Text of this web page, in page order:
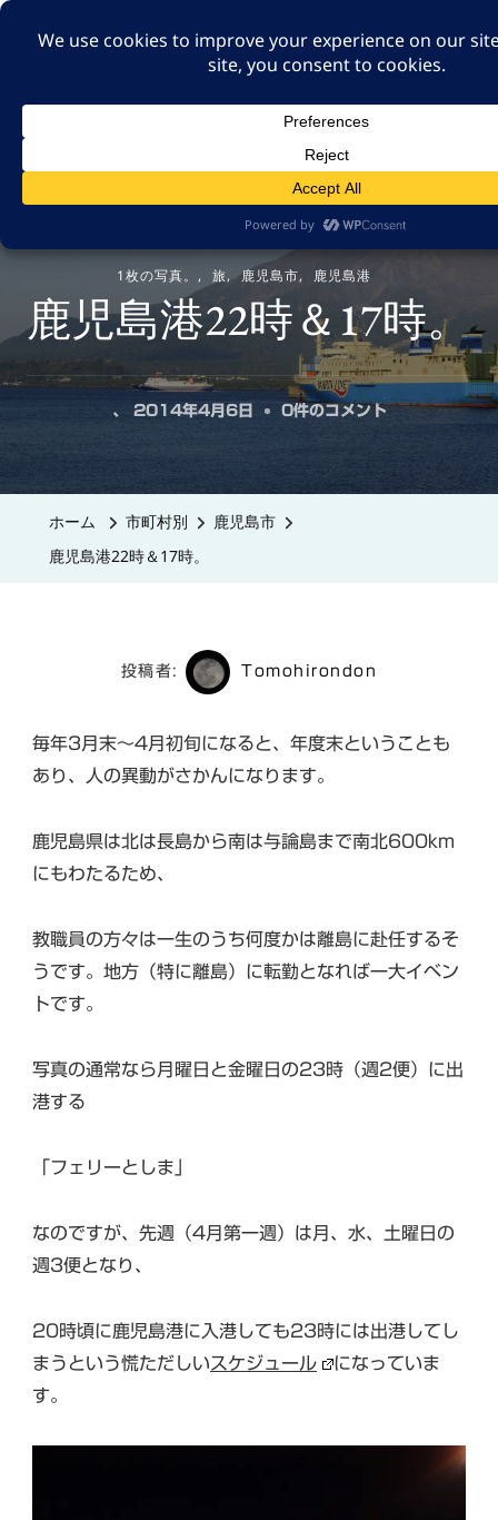
A GUT FEELING 7TH
身近な旅の記録や記憶、たまには思ったことも残そ
1枚の写真。 旅 鹿児島市 鹿児島港
鹿児島港22時＆17時。
、 2014年4月6日 鹿
時。
の
0件のコメント
ホーム 市町村別
鹿児島市
鹿児島港22時＆17時。
投稿者: Tomohirondon
毎年3月末〜4月初旬になると、年度末ということも
あり、人の異動がさかんになります。
鹿児島県は北は長島から南は与論島まで南北600km
にもわたるため、
教職員の方々は一生のうち何度かは離島に赴任するそ
うです。地方（特に離島）に転勤となれば一大イベン
トです。
写真の通常なら月曜日と金曜日の23時（週2便）に出
港する
「フェリーとしま」
なのですが、先週（4月第一週）は月、水、土曜日の
週3便となり、
20時頃に鹿児島港に入港しても23時には出港してし
まうという慌ただしいスケジュール
になっていま
す。